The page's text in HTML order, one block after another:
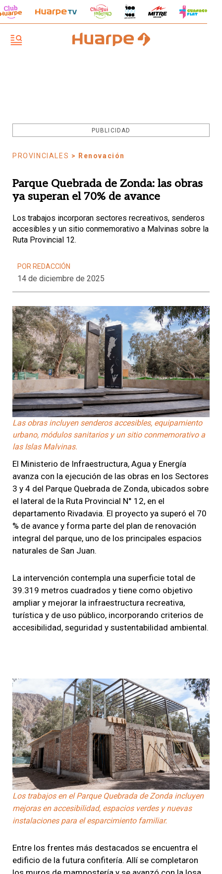
PUBLICIDAD
PROVINCIALES > Renovación
Parque Quebrada de Zonda: las obras
ya superan el 70% de avance
Los trabajos incorporan sectores recreativos, senderos
accesibles y un sitio conmemorativo a Malvinas sobre la
Ruta Provincial 12.
POR REDACCIÓN
14 de diciembre de 2025
Las obras incluyen senderos accesibles, equipamiento
urbano, módulos sanitarios y un sitio conmemorativo a
las Islas Malvinas.
El Ministerio de Infraestructura, Agua y Energía
avanza con la ejecución de las obras en los Sectores
3 y 4 del Parque Quebrada de Zonda, ubicados sobre
el lateral de la Ruta Provincial N° 12, en el
departamento Rivadavia. El proyecto ya superó el 70
% de avance y forma parte del plan de renovación
integral del parque, uno de los principales espacios
naturales de San Juan.
La intervención contempla una superficie total de
39.319 metros cuadrados y tiene como objetivo
ampliar y mejorar la infraestructura recreativa,
turística y de uso público, incorporando criterios de
accesibilidad, seguridad y sustentabilidad ambiental.
Los trabajos en el Parque Quebrada de Zonda incluyen
mejoras en accesibilidad, espacios verdes y nuevas
instalaciones para el esparcimiento familiar.
Entre los frentes más destacados se encuentra el
edificio de la futura confitería. Allí se completaron